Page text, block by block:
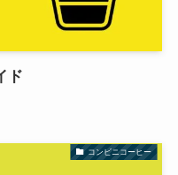
ド
コンビニコーヒー